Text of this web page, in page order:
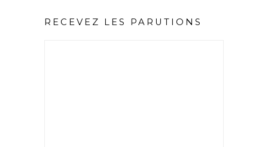
RECEVEZ LES PARUTIONS